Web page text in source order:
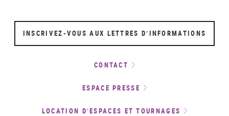
INSCRIVEZ-VOUS AUX LETTRES D’INFORMATIONS
CONTACT
ESPACE PRESSE
LOCATION D’ESPACES ET TOURNAGES